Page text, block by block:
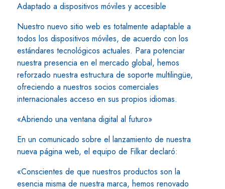
Adaptado a dispositivos móviles y accesible
Nuestro nuevo sitio web es totalmente adaptable a
todos los dispositivos móviles, de acuerdo con los
estándares tecnológicos actuales. Para potenciar
nuestra presencia en el mercado global, hemos
reforzado nuestra estructura de soporte multilingüe,
ofreciendo a nuestros socios comerciales
internacionales acceso en sus propios idiomas.
«Abriendo una ventana digital al futuro»
En un comunicado sobre el lanzamiento de nuestra
nueva página web, el equipo de Filkar declaró:
«Conscientes de que nuestros productos son la
esencia misma de nuestra marca, hemos renovado